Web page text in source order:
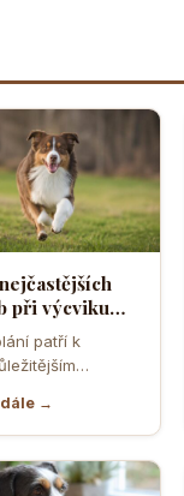
při výcviku
které dělá
pejskařů
patří k
rozhoduje o
pohodě i o
→